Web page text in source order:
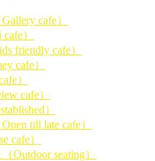
cafe）
）
friendly cafe）
cafe）
）
cafe）
）
till late cafe）
cafe）
Outdoor seating）